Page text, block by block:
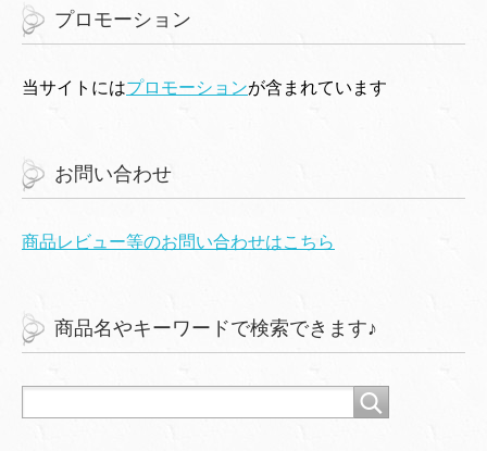
プロモーション
当サイトにはプロモーションが含まれています
お問い合わせ
商品レビュー等のお問い合わせはこちら
商品名やキーワードで検索できます♪